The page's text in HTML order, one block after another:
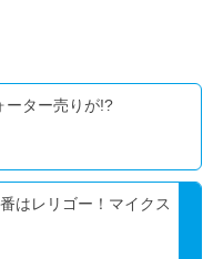
ーター売りが!?
はレリゴー！マイクス